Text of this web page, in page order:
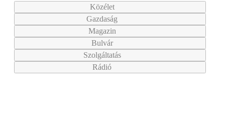
Közélet
Gazdaság
Magazin
Bulvár
Szolgáltatás
Rádió